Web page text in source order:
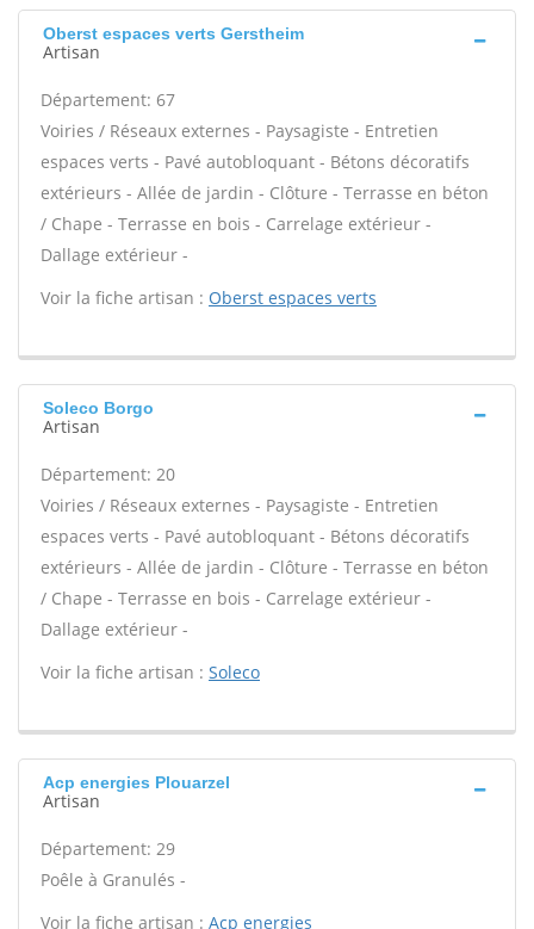
Oberst espaces verts Gerstheim
Artisan
Département: 67
Voiries / Réseaux externes - Paysagiste - Entretien
espaces verts - Pavé autobloquant - Bétons décoratifs
extérieurs - Allée de jardin - Clôture - Terrasse en béton
/ Chape - Terrasse en bois - Carrelage extérieur -
Dallage extérieur -
Voir la fiche artisan : Oberst espaces verts
Soleco Borgo
Artisan
Département: 20
Voiries / Réseaux externes - Paysagiste - Entretien
espaces verts - Pavé autobloquant - Bétons décoratifs
extérieurs - Allée de jardin - Clôture - Terrasse en béton
/ Chape - Terrasse en bois - Carrelage extérieur -
Dallage extérieur -
Voir la fiche artisan : Soleco
Acp energies Plouarzel
Artisan
Département: 29
Poêle à Granulés -
Voir la fiche artisan : Acp energies